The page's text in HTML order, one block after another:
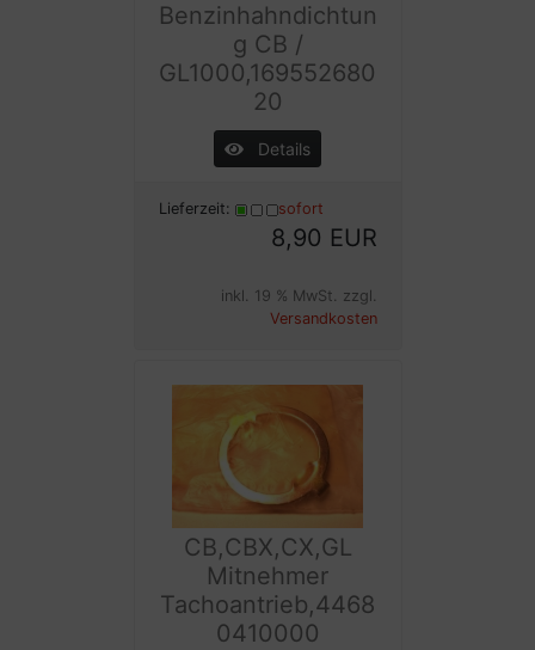
Benzinhahndichtun
g CB /
GL1000,169552680
20
Details
Lieferzeit: sofort
8,90 EUR
inkl. 19 % MwSt. zzgl.
Versandkosten
CB,CBX,CX,GL
Mitnehmer
Tachoantrieb,4468
0410000